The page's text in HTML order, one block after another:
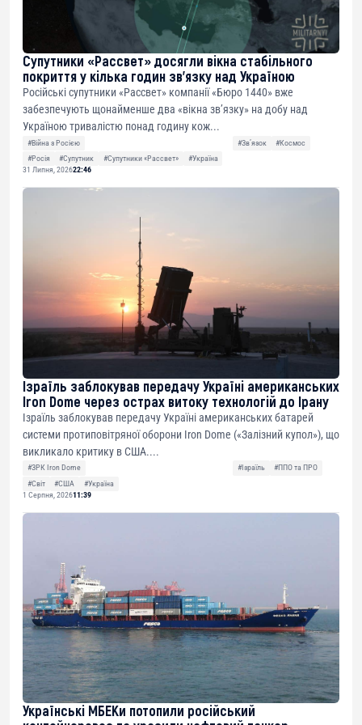
Супутники «Рассвет» досягли вікна стабільного
покриття у кілька годин зв’язку над Україною
Російські супутники «Рассвет» компанії «Бюро 1440» вже
забезпечують щонайменше два «вікна зв’язку» на добу над
Україною тривалістю понад годину кож...
#Війна з Росією #Звʼязок
#Космос
#Росія
#Супутник #Супутники «Рассвет»
#Україна
31 Липня, 202622:46
Ізраїль заблокував передачу Україні американських
Iron Dome через острах витоку технологій до Ірану
Ізраїль заблокував передачу Україні американських батарей
системи протиповітряної оборони Iron Dome («Залізний купол»), що
викликало критику в США....
#ЗРК Iron Dome #Ізраїль
#ППО та ПРО
#Світ
#США
#Україна
1 Серпня, 202611:39
Українські МБЕКи потопили російський